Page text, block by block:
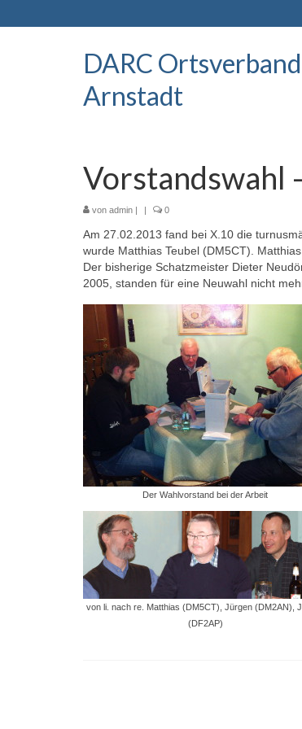
DARC
Arnstadt
Vorstandswahl
von admin | | 0
Am 27.02.2013 fand bei X.10 die
wurde Matthias Teubel (DM5CT).
Der bisherige Schatzmeister Dieter
2005, standen für eine Neuwahl nicht
Der Wahlvorstand bei der Arbeit
von li. nach re. Matthias (DM5CT), Jürgen (DM2AN),
(DF2AP)